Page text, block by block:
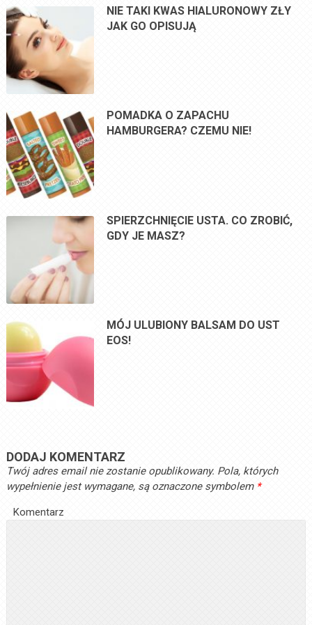
NIE TAKI KWAS HIALURONOWY ZŁY
JAK GO OPISUJĄ
POMADKA O ZAPACHU
HAMBURGERA? CZEMU NIE!
SPIERZCHNIĘCIE USTA. CO ZROBIĆ,
GDY JE MASZ?
MÓJ ULUBIONY BALSAM DO UST
EOS!
DODAJ KOMENTARZ
Twój adres email nie zostanie opublikowany. Pola, których
wypełnienie jest wymagane, są oznaczone symbolem *
Komentarz